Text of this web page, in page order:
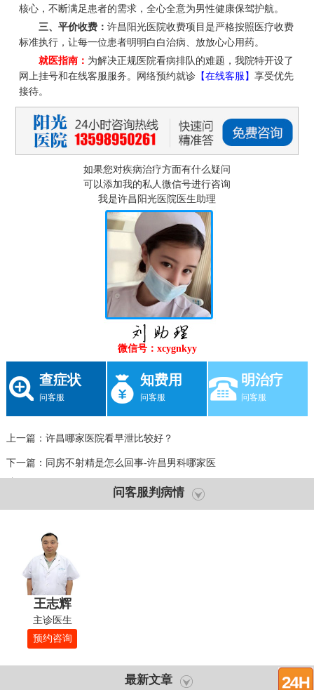
核心，不断满足患者的需求，全心全意为男性健康保驾护航。
三、平价收费： 许昌阳光医院收费项目是严格按照医疗收费
标准执行，让每一位患者明明白白治病、放放心心用药。
就医指南： 为解决正规医院看病排队的难题，我院特开设了
网上挂号和在线客服服务。网络预约就诊【在线客服】 享受优先
接待。
如果您对疾病治疗方面有什么疑问
可以添加我的私人微信号进行咨询
我是许昌阳光医院医生助理
微信号：xcygnkyy
查症状
问客服
知费用
问客服
明治疗
问客服
上一篇： 许昌哪家医院看早泄比较好？
下一篇： 同房不射精是怎么回事-许昌男科哪家医
问客服判病情
王志辉
主诊医生
预约咨询
最新文章